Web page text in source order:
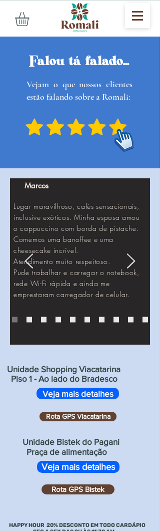
Falou tá falado...
Vejam o que nossos clientes
estão falando sobre a Romali:
Marcos
Lugar maravilhoso, cafés sensacionais,
inclusive exóticos. Minha esposa amou
o cappuccino com borda de pistache.
Comemos uma banoffee e uma
cheesecake incrível.
Atendimento muito respeitoso.
Pude trabalhar e carregar o notebook,
rede Wi-Fi rápida e ainda me
emprestaram carregador de celular.
Unidade Shopping Viacatarina
Piso 1 - Ao lado do Bradesco
Veja mais detalhes
Rota GPS Viacatarina
Unidade Bistek do Pagani
Praça de alimentação
Veja mais detalhes
Rota GPS Bistek
HAPPY HOUR 20% DESCONTO EM TODO CARDÁPIO